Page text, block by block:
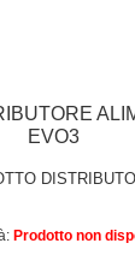
EVO3
Prodotto non